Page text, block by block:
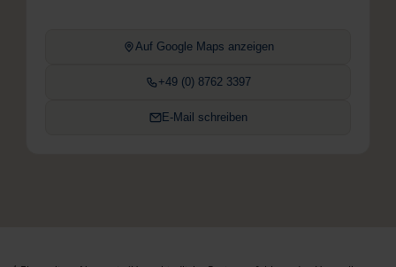
Auf Google Maps anzeigen
+49 (0) 8762 3397
E-Mail schreiben